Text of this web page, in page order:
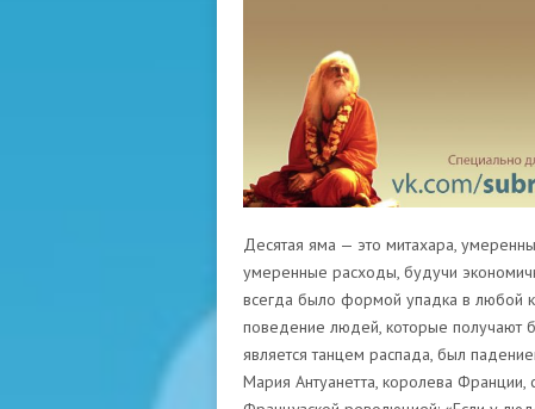
Десятая яма — это митахара,
умеренные расходы, будучи
всегда было формой упадка в любой
поведение людей, которые получают
является танцем распада, был
Мария Антуанетта, королева